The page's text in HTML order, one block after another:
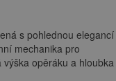
s pohlednou elegancí
mechanika pro
opěráku a hloubka